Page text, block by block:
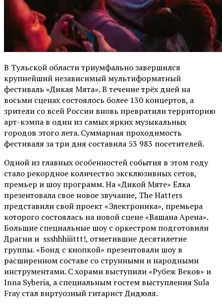
В Тульской области триумфально завершился
крупнейший независимый мультиформатный
фестиваль «Дикая Мята». В течение трёх дней на
восьми сценах состоялось более 130 концертов, а
зрители со всей России вновь превратили территорию
арт-кэмпа в один из самых ярких музыкальных
городов этого лета. Суммарная проходимость
фестиваля за три дня составила 53 983 посетителей.
Одной из главных особенностей события в этом году
стало рекордное количество эксклюзивных сетов,
премьер и шоу программ. На «Дикой Мяте» Ёлка
презентовала свое новое звучание, The Hatters
представили свой проект «Электроника», премьера
которого состоялась на новой сцене «Вашана Арена».
Большие специальные шоу с оркестром подготовили
Драгни и ssshhhiiittt!, отметившие десятилетие
группы. «Бонд с кнопкой» презентовали шоу в
расширенном составе со струнными и народными
инструментами. С хорами выступили «Рубеж Веков» и
Inna Syberia, а специальным гостем выступления Sula
Fray стал виртуозный гитарист Дидюля.